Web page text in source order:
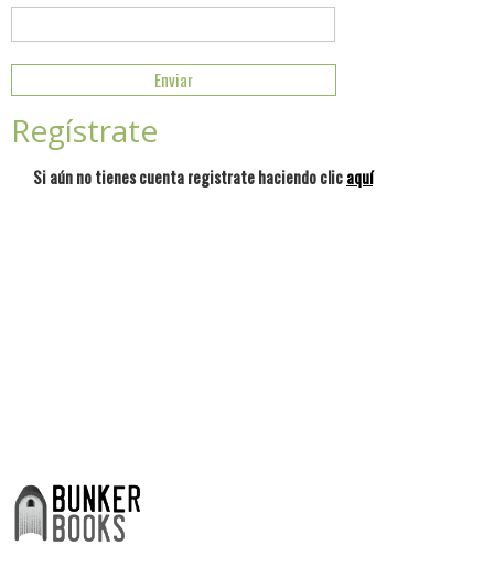
Regístrate
Si aún no tienes cuenta registrate haciendo clicaquí